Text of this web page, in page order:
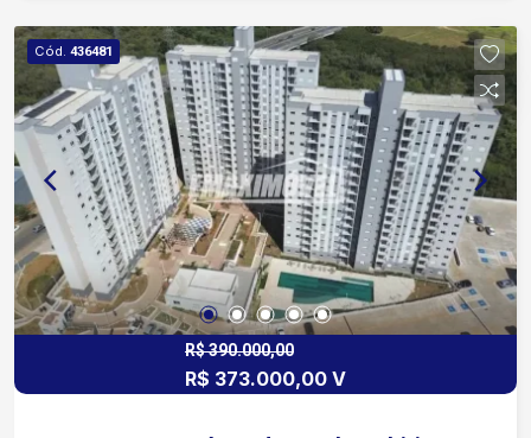
Cód. 436481
R$ 390.000,00
R$ 373.000,00 V